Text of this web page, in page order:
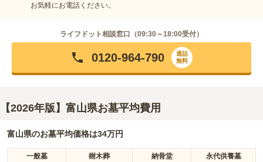
お気軽にお電話ください。
ライフドット相談窓口（09:30～18:00受付）
0120-964-790
通話
無料
【2026年版】富山県お墓平均費用
富山県のお墓平均価格は34万円
一般墓 樹木葬 納骨堂 永代供養墓